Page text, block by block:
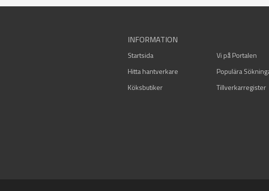
INFORMATION
Startsida Vi på Portalen
Hitta hantverkare
Populära
Köksbutiker
Tillverkarregister